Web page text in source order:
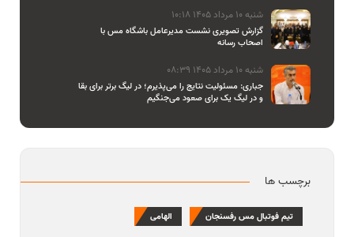
شنبه 10 مرداد 1405 10:18
گزارش تصویری نشست مدیرعامل باشگاه مس با
اصحاب رسانه
شنبه 10 مرداد 1405 08:39
جباری: مسئولیت نتایج را می‌پذیرم؛ در لیگ برتر برای بقا
و در لیگ یک برای صعود می‌جنگیم
برچسب ها
تیم فوتبال مس رفسنجان الهامی